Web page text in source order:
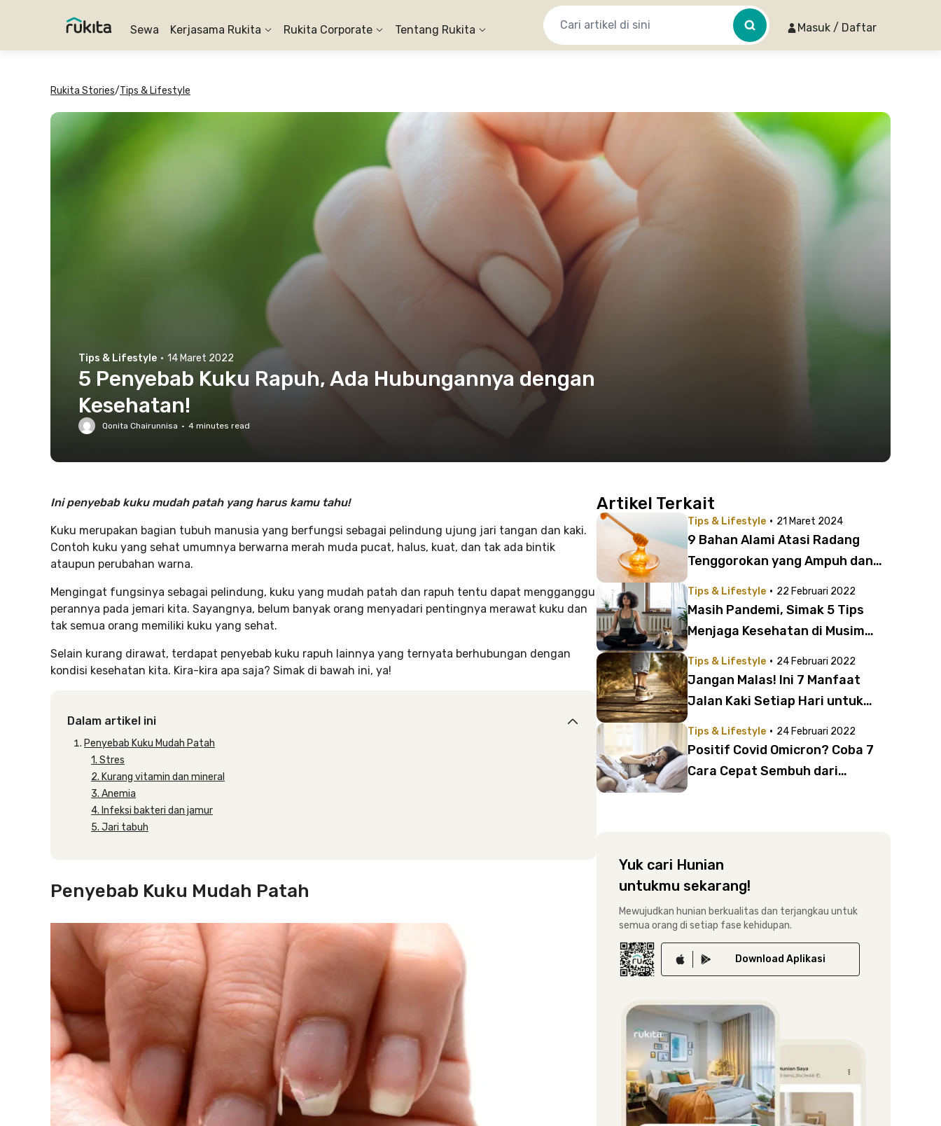
Sewa Kerjasama Rukita Rukita Corporate Tentang Rukita Masuk / Daftar
Rukita Stories/Tips & Lifestyle
Tips & Lifestyle · 14 Maret 2022
5 Penyebab Kuku Rapuh, Ada Hubungannya dengan
Kesehatan!
Qonita Chairunnisa · 4 minutes read
Ini penyebab kuku mudah patah yang harus kamu tahu!
Kuku merupakan bagian tubuh manusia yang berfungsi sebagai pelindung ujung jari tangan dan kaki.
Contoh kuku yang sehat umumnya berwarna merah muda pucat, halus, kuat, dan tak ada bintik
ataupun perubahan warna.
Mengingat fungsinya sebagai pelindung, kuku yang mudah patah dan rapuh tentu dapat mengganggu
perannya pada jemari kita. Sayangnya, belum banyak orang menyadari pentingnya merawat kuku dan
tak semua orang memiliki kuku yang sehat.
Selain kurang dirawat, terdapat penyebab kuku rapuh lainnya yang ternyata berhubungan dengan
kondisi kesehatan kita. Kira-kira apa saja? Simak di bawah ini, ya!
Dalam artikel ini
Penyebab Kuku Mudah Patah
1. Stres
2. Kurang vitamin dan mineral
3. Anemia
4. Infeksi bakteri dan jamur
5. Jari tabuh
Penyebab Kuku Mudah Patah
Artikel Terkait
Tips & Lifestyle · 21 Maret 2024
9 Bahan Alami Atasi Radang
Tenggorokan yang Ampuh dan
Tips & Lifestyle · 22 Februari 2022
Masih Pandemi, Simak 5 Tips
Menjaga Kesehatan di Musim
Tips & Lifestyle · 24 Februari 2022
Jangan Malas! Ini 7 Manfaat
Jalan Kaki Setiap Hari untuk
Tips & Lifestyle · 24 Februari 2022
Positif Covid Omicron? Coba 7
Cara Cepat Sembuh dari
Yuk cari Hunian
untukmu sekarang!
Mewujudkan hunian berkualitas dan terjangkau untuk
semua orang di setiap fase kehidupan.
Download Aplikasi